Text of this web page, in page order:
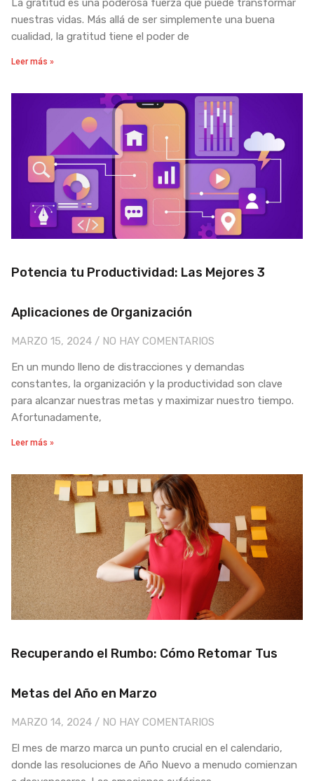
La gratitud es una poderosa fuerza que puede transformar
nuestras vidas. Más allá de ser simplemente una buena
cualidad, la gratitud tiene el poder de
Leer más »
Potencia tu Productividad: Las Mejores 3
Aplicaciones de Organización
MARZO 15, 2024 NO HAY COMENTARIOS
En un mundo lleno de distracciones y demandas
constantes, la organización y la productividad son clave
para alcanzar nuestras metas y maximizar nuestro tiempo.
Afortunadamente,
Leer más »
Recuperando el Rumbo: Cómo Retomar Tus
Metas del Año en Marzo
MARZO 14, 2024 NO HAY COMENTARIOS
El mes de marzo marca un punto crucial en el calendario,
donde las resoluciones de Año Nuevo a menudo comienzan